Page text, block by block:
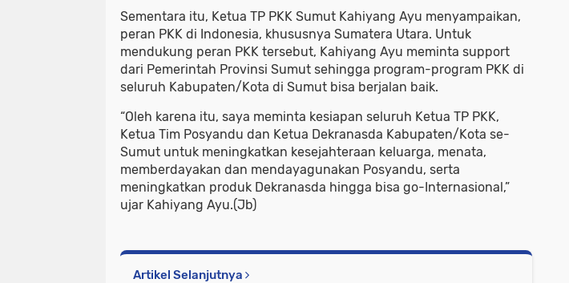
Sementara itu, Ketua TP PKK Sumut Kahiyang Ayu menyampaikan,
peran PKK di Indonesia, khususnya Sumatera Utara. Untuk
mendukung peran PKK tersebut, Kahiyang Ayu meminta support
dari Pemerintah Provinsi Sumut sehingga program-program PKK di
seluruh Kabupaten/Kota di Sumut bisa berjalan baik.
“Oleh karena itu, saya meminta kesiapan seluruh Ketua TP PKK,
Ketua Tim Posyandu dan Ketua Dekranasda Kabupaten/Kota se-
Sumut untuk meningkatkan kesejahteraan keluarga, menata,
memberdayakan dan mendayagunakan Posyandu, serta
meningkatkan produk Dekranasda hingga bisa go-Internasional,”
ujar Kahiyang Ayu.(Jb)
Artikel Selanjutnya